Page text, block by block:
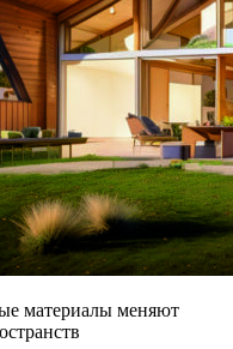
материалы меняют